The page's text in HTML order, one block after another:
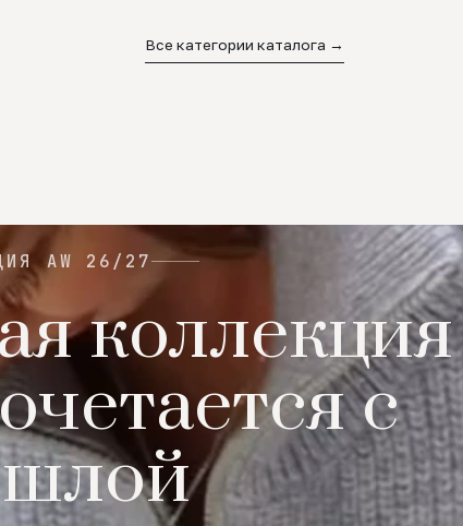
Все категории каталога →
AW 26/27
коллекция
с